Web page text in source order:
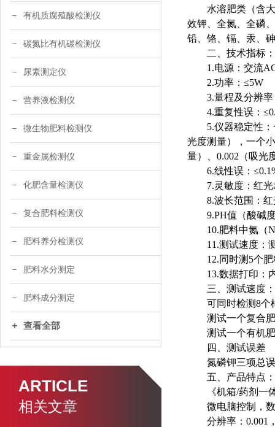
有机质腐殖酸检测仪
碳氮比有机碳检测仪
尿素测定仪
营养液检测仪
微生物肥料检测仪
重金属检测仪
化肥含量检测仪
复合肥料检测仪
肥料养分检测仪
肥料水分测定
肥料成分测定
查看全部
ARTICLE
相关文章
水溶肥类（含
效钾、全氮、全磷
铅、铬、镉、汞、
二、技术指标：
1.电源：交流
2.功率：≤5W
3.量程及分辨率
4.重复性误：
5.仪器稳定性
光度测量），一个
量）、0.002（吸光
6.线性误：
7.灵敏度：红光
8.波长范围：红
9.PH值（酸碱
10.肥料中氮（
11.测试速度：
12.同时测5个
13.数据打印：
三、测试速度：
可同时检测8个
测试一个复合
测试一个有机
四、测试误差
氮磷钾三项总
五、产品特点：
《机箱/药剂一
微电脑控制，
分辨率： 0.001